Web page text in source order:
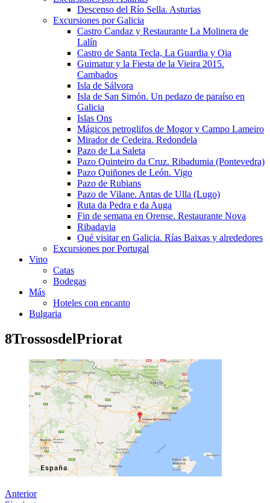
Descenso del Río Sella. Asturias
Excursiones por Galicia
Castro Candaz y Restaurante La Molinera de
Lalín
Castro de Santa Tecla, La Guardia y Oia
Guimatur y la Fiesta de la Vieira 2015.
Cambados
Isla de Sálvora
Isla de San Simón. Un pedazo de paraíso en
Galicia
Islas Ons
Mágicos petroglifos de Mogor y Campo Lameiro
Mirador de Cedeira. Redondela
Pazo de La Saleta
Pazo Quinteiro da Cruz. Ribadumia (Pontevedra)
Pazo Quiñones de León. Vigo
Pazo de Rubians
Pazo de Vilane. Antas de Ulla (Lugo)
Ruta da Pedra e da Auga
Fin de semana en Orense. Restaurante Nova
Ribadavia
Qué visitar en Galicia. Rías Baixas y alrededores
Excursiones por Portugal
Vino
Catas
Bodegas
Más
Hoteles con encanto
Bulgaria
8TrossosdelPriorat
Anterior